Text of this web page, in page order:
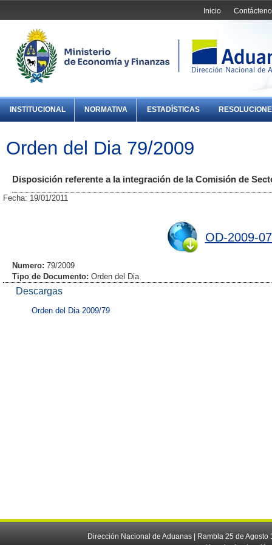
Inicio
INSTITUCIONAL NORMATIVA ESTADÍSTICAS
Orden del Dia 79/2009
Disposición referente a la integración de la Comisión de
Fecha: 19/01/2011
OD-2009-
Numero: 79/2009
Tipo de Documento: Orden del Dia
Descargas
Orden del Dia 2009/79
Dirección Nacional de Aduanas | Rambla 25 de